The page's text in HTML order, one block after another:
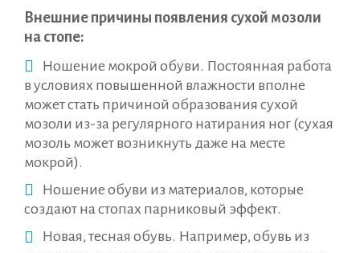
Внешние причины появления сухой мозоли
на стопе:
Ношение мокрой обуви. Постоянная работа
в условиях повышенной влажности вполне
может стать причиной образования сухой
мозоли из-за регулярного натирания ног (сухая
мозоль может возникнуть даже на месте
мокрой).
Ношение обуви из материалов, которые
создают на стопах парниковый эффект.
Новая, тесная обувь. Например, обувь из